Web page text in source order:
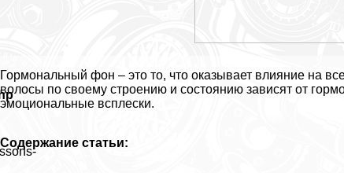
Гормональный фон – это то, что оказывает влияние на
волосы по своему строению и состоянию зависят от
эмоциональные всплески.
Содержание статьи: